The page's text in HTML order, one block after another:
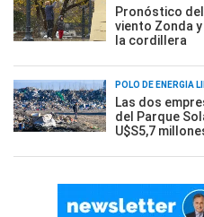
Pronóstico
viento Zonda
la cordillera
POLO DE ENERGÍA
Las dos
del Parque
U$S5,7